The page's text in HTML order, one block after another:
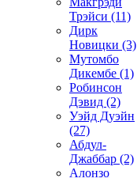
Трэйси (11)
Дирк
Новицки (3)
Мутомбо
Дикембе (1)
Робинсон
Дэвид (2)
Уэйд Дуэйн
(27)
Абдул-
Джаббар (2)
Алонзо